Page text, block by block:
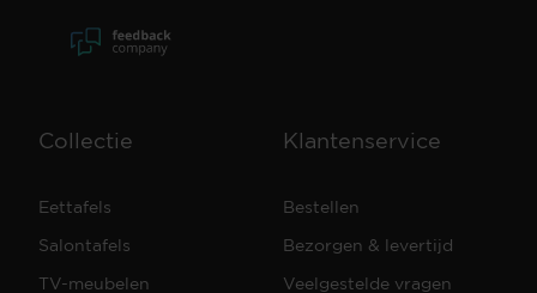
Collectie
Eettafels
Salontafels
TV-meubelen
Klantenservice
Bestellen
Bezorgen & levertijd
Veelgestelde vragen